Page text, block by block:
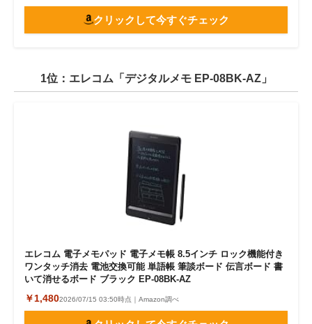
クリックして今すぐチェック
1位：エレコム「デジタルメモ EP-08BK-AZ」
エレコム 電子メモパッド 電子メモ帳 8.5インチ ロック機能付き
ワンタッチ消去 電池交換可能 単語帳 筆談ボード 伝言ボード 書
いて消せるボード ブラック EP-08BK-AZ
￥1,4802026/07/15 03:50時点｜Amazon調べ